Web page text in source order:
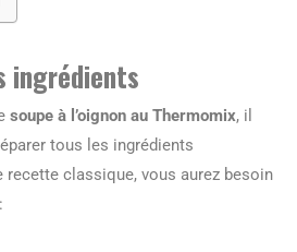
ingrédients
soupe à l’oignon au Thermomix, il
tous les ingrédients
recette classique, vous aurez besoin